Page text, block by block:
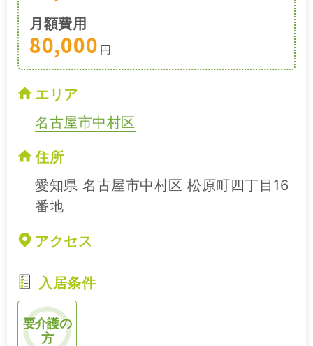
月額費用
80,000 円
エリア
名古屋市中村区
住所
愛知県 名古屋市中村区 松原町四丁目16
番地
アクセス
入居条件
要介護の
方